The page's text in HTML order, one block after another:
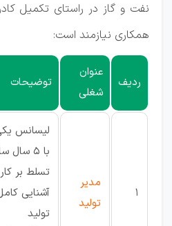
نفت و گاز در راستای تکمیل
همکاری نیازمند است:
ردیف
عنوان
شغلی
توضیحات
1
مدیر
تولید
لیسانس
با 5 سال سابقه کار صنعتی
تسلط بر
آشنایی
تولید